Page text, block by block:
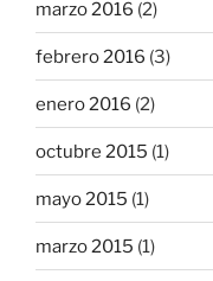
marzo 2016 (2)
febrero 2016 (3)
enero 2016 (2)
octubre 2015 (1)
mayo 2015 (1)
marzo 2015 (1)